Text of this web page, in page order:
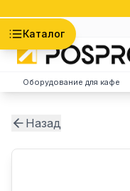
Каталог
Оборудование для кафе
Назад